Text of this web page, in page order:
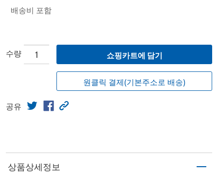
배송비 포함
수량 쇼핑카트에 담기
원클릭 결제(기본주소로 배송)
공유
상품상세정보